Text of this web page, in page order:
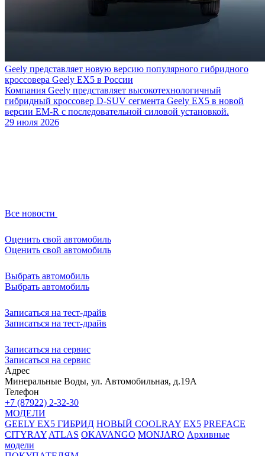
Geely представляет новую версию популярного гибридного
кроссовера Geely EX5 в России
Компания Geely представляет высокотехнологичный
гибридный кроссовер D-SUV сегмента Geely EX5 в новой
версии EM-R с последовательной силовой установкой.
29 июля 2026
Все новости
Оценить свой автомобиль
Оценить свой автомобиль
Выбрать автомобиль
Выбрать автомобиль
Записаться на тест-драйв
Записаться на тест-драйв
Записаться на сервис
Записаться на сервис
Адрес
Минеральные Воды, ул. Автомобильная, д.19А
Телефон
+7 (87922) 2-32-30
МОДЕЛИ
GEELY EX5 ГИБРИД НОВЫЙ COOLRAY EX5 PREFACE
CITYRAY ATLAS OKAVANGO MONJARO Архивные
модели